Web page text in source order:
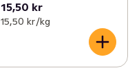
15,50 kr
15,50 kr /kg